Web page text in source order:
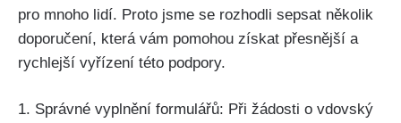
pro mnoho lidí. Proto jsme se rozhodli sepsat několik
doporučení, která vám pomohou získat přesnější a
rychlejší vyřízení této podpory.
1. Správné vyplnění formulářů: Při žádosti o vdovský